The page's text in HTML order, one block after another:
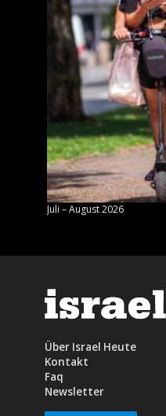
Juli – August 2026
Über Israel Heute
Kontakt
Faq
Newsletter